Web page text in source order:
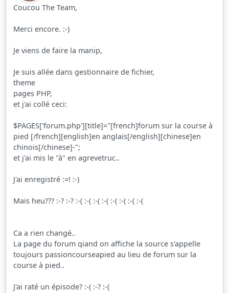
Coucou The Team,
Merci encore. :-)
Je viens de faire la manip,
Je suis allée dans gestionnaire de fichier,
theme
pages PHP,
et j'ai collé ceci:
$PAGES['forum.php'][title]="[french]forum sur la course à
pied [/french][english]en anglais[/english][chinese]en
chinois[/chinese]-";
et j'ai mis le "à" en agrevetruc..
J'ai enregistré :=! :-)
Mais heu??? :-? :-? :-( :-( :-( :-( :-( :-( :-( :-(
Ca a rien changé..
La page du forum qiand on affiche la source s'appelle
toujours passioncourseapied au lieu de forum sur la
course à pied..
J'ai raté un épisode? :-( :-? :-(